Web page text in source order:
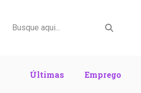
Últimas Emprego